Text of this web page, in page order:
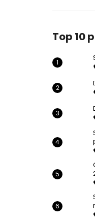
Top 10